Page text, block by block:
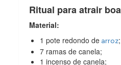
Ritual para atrair
Material:
1 pote redondo de arroz;
7 ramas de canela;
1 incenso de canela;